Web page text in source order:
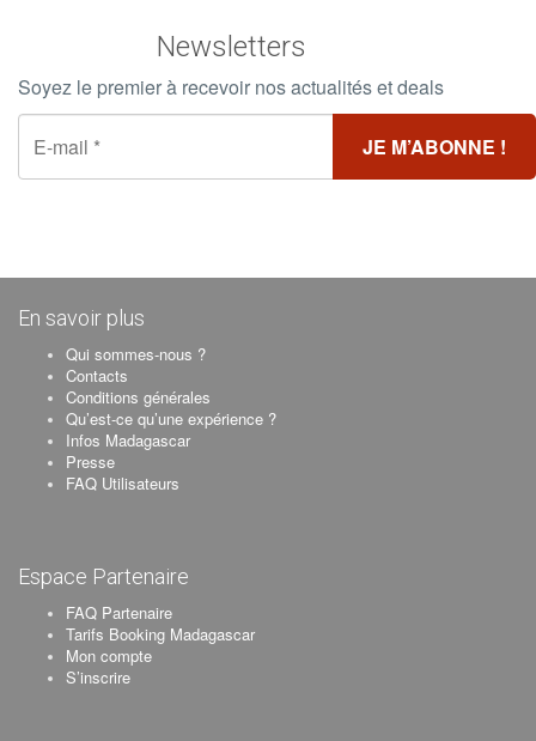
Newsletters
Soyez le premier à recevoir nos actualités et deals
En savoir plus
Qui sommes-nous ?
Contacts
Conditions générales
Qu’est-ce qu’une expérience ?
Infos Madagascar
Presse
FAQ Utilisateurs
Espace Partenaire
FAQ Partenaire
Tarifs Booking Madagascar
Mon compte
S’inscrire